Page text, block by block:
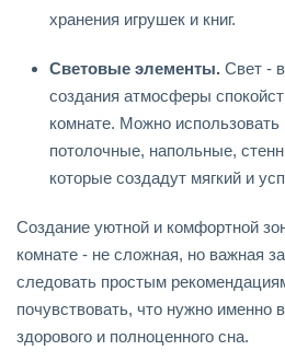
хранения игрушек и книг.
Световые элементы. Свет -
создания атмосферы
комнате. Можно
потолочные, напольные,
которые создадут мягкий и
Создание уютной и комфортной
комнате - не сложная, но важная
следовать простым
почувствовать, что нужно именно
здорового и полноценного сна.